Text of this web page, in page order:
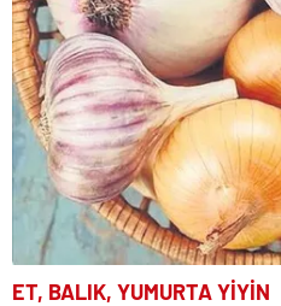
ET, BALIK, YUMURTA YİYİN